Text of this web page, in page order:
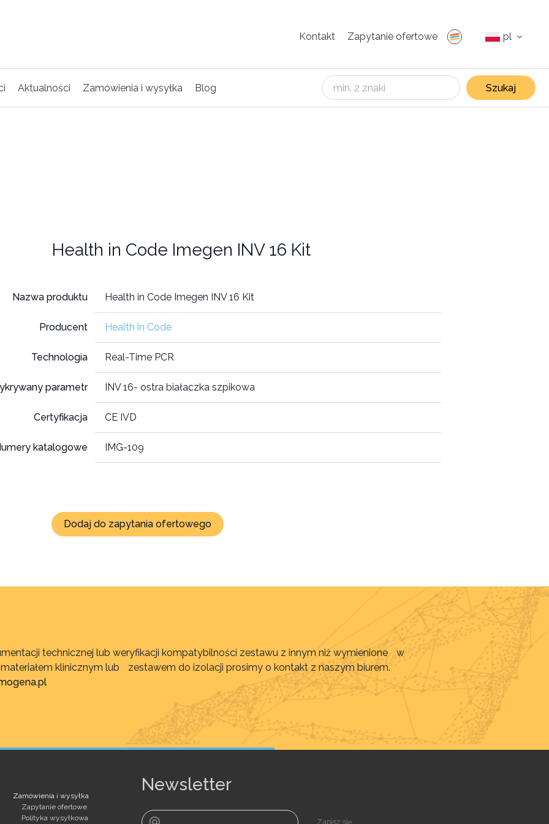
Kontakt Zapytanie ofertowe pl
Aktualności Zamówienia i wysyłka Blog Szukaj
Health in Code Imegen INV 16 Kit
Nazwa produktu Health in Code Imegen INV 16 Kit
Producent Health in Code
Technologia Real-Time PCR
parametr INV 16- ostra białaczka szpikowa
Certyfikacja CE IVD
katalogowe IMG-109
Dodaj do zapytania ofertowego
technicznej lub weryfikacji kompatybilności zestawu z innym niż wymienione w
klinicznym lub zestawem do izolacji prosimy o kontakt z naszym biurem.
Zamówienia i wysyłka
Zapytanie ofertowe
Polityka wysyłkowa
Newsletter
Zapisz się